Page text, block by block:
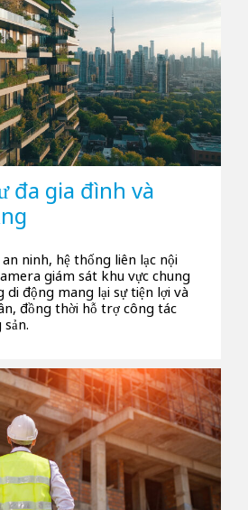
đa gia đình và
ninh, hệ thống liên lạc nội
giám sát khu vực chung
di động mang lại sự tiện lợi và
đồng thời hỗ trợ công tác